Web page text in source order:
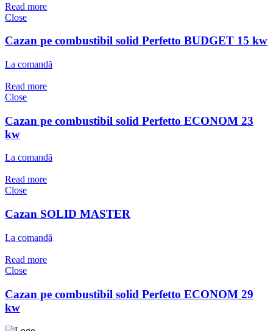
Read more
Close
Cazan pe combustibil solid Perfetto BUDGET 15 kw
La comandă
Read more
Close
Cazan pe combustibil solid Perfetto ECONOM 23
kw
La comandă
Read more
Close
Cazan SOLID MASTER
La comandă
Read more
Close
Cazan pe combustibil solid Perfetto ECONOM 29
kw